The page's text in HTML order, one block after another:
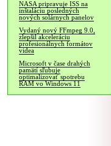
NASA pripravuje ISS na
inštaláciu posledných
nových solárnych panelov
Vydaný nový FFmpeg 9.0,
zlepšil akceleráciu
profesionálnych formátov
videa
Microsoft v čase drahých
pamätí sľubuje
optimalizovať spotrebu
RAM vo Windows 11